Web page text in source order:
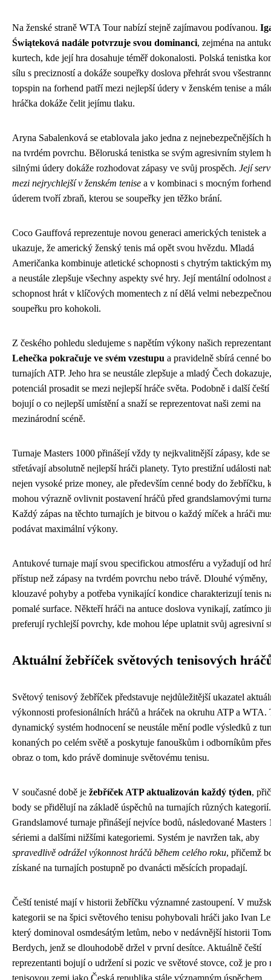
Na ženské straně WTA Tour nabízí stejně zajímavou podívanou.
Świąteková nadále potvrzuje svou dominanci, zejména na
kurtech, kde její hra dosahuje téměř dokonalosti. Polská tenistka
sílu s precizností a dokáže soupeřky doslova přehrát svou
topspin na forhend patří mezi nejlepší údery v ženském tenise a
hráčka dokáže čelit jejímu tlaku.
Aryna Sabalenková se etablovala jako jedna z nejnebezpečnějších
na tvrdém povrchu. Běloruská tenistka se svým agresivním stylem
silnými údery dokáže rozhodovat zápasy ve svůj prospěch. Její
mezi nejrychlejší v ženském tenise a v kombinaci s mocným
úderem tvoří zbraň, kterou se soupeřky jen těžko brání.
Coco Gauffová reprezentuje novou generaci amerických tenistek a
ukazuje, že americký ženský tenis má opět svou hvězdu. Mladá
Američanka kombinuje atletické schopnosti s chytrým taktickým
a neustále zlepšuje všechny aspekty své hry. Její mentální odolnost
schopnost hrát v klíčových momentech z ní dělá velmi nebezpečnou
soupeřku pro kohokoli.
Z českého pohledu sledujeme s napětím výkony našich
Lehečka pokračuje ve svém vzestupu a pravidelně sbírá cenné
turnajích ATP. Jeho hra se neustále zlepšuje a mladý Čech
potenciál prosadit se mezi nejlepší hráče světa. Podobně i další čeští
bojují o co nejlepší umístění a snaží se reprezentovat naši zemi na
mezinárodní scéně.
Turnaje Masters 1000 přinášejí vždy ty nejkvalitnější zápasy, kde se
střetávají absolutně nejlepší hráči planety. Tyto prestižní události
nejen vysoké prize money, ale především cenné body do žebříčku,
mohou výrazně ovlivnit postavení hráčů před grandslamovými
Každý zápas na těchto turnajích je bitvou o každý míček a hráči
podávat maximální výkony.
Antukové turnaje mají svou specifickou atmosféru a vyžadují od
přístup než zápasy na tvrdém povrchu nebo trávě. Dlouhé výměny,
klouzavé pohyby a potřeba vynikající kondice charakterizují tenis
pomalé surface. Někteří hráči na antuce doslova vynikají, zatímco
preferují rychlejší povrchy, kde mohou lépe uplatnit svůj agresivní
Aktuální žebříček světových tenisových
Světový tenisový žebříček představuje nejdůležitější ukazatel
výkonnosti profesionálních hráčů a hráček na okruhu ATP a WTA.
dynamický systém hodnocení se neustále mění podle výsledků z
konaných po celém světě a poskytuje fanouškům i odborníkům
obraz o tom, kdo právě dominuje světovému tenisu.
V současné době je žebříček ATP aktualizován každý týden,
body se přidělují na základě úspěchů na turnajích různých kategorií.
Grandslamové turnaje přinášejí nejvíce bodů, následované Masters
sériemi a dalšími nižšími kategoriemi. Systém je navržen tak, aby
spravedlivě odrážel výkonnost hráčů během celého roku, přičemž
získané na turnajích postupně po dvanácti měsících propadají.
Čeští tenisté mají v historii žebříčku významné zastoupení. V
kategorii se na špici světového tenisu pohybovali hráči jako Ivan
který dominoval osmdesátým letům, nebo v nedávnější historii
Berdych, jenž se dlouhodobě držel v první desítce. Aktuálně čeští
reprezentanti bojují o udržení si pozic ve světové stovce, což je pro
tenisovou zemi jako Česká republika stále významným úspěchem.